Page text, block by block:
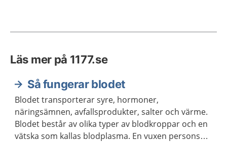
Läs mer på 1177.se
Så fungerar blodet
Blodet transporterar syre, hormoner,
näringsämnen, avfallsprodukter, salter och värme.
Blodet består av olika typer av blodkroppar och en
vätska som kallas blodplasma. En vuxen persons